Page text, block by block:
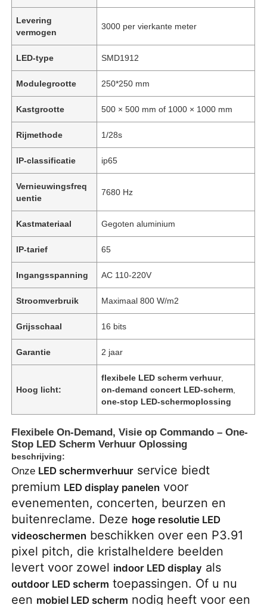
Huis
Levering
vermogen
3000 per vierkante meter
LED-type SMD1912
Modulegrootte 250*250 mm
Kastgrootte 500 × 500 mm of 1000 × 1000 mm
Rijmethode 1/28s
IP-classificatie ip65
Vernieuwingsfreq
uentie
7680 Hz
Kastmateriaal Gegoten aluminium
IP-tarief 65
Ingangsspanning AC 110-220V
Stroomverbruik Maximaal 800 W/m2
Grijsschaal 16 bits
Garantie 2 jaar
Hoog licht:
flexibele LED scherm verhuur,
on-demand concert LED-scherm
one-stop LED-schermoplossing
Flexibele On-Demand, Visie op Commando – One-
Stop LED Scherm Verhuur Oplossing
beschrijving:
Onze LED schermverhuur service biedt
premium LED display panelen voor
evenementen, concerten, beurzen en
buitenreclame. Deze hoge resolutie LED
videoschermen beschikken over een P3.91
pixel pitch, die kristalheldere beelden
levert voor zowel indoor LED display als
outdoor LED scherm toepassingen. Of u nu
een mobiel LED scherm nodig heeft voor een